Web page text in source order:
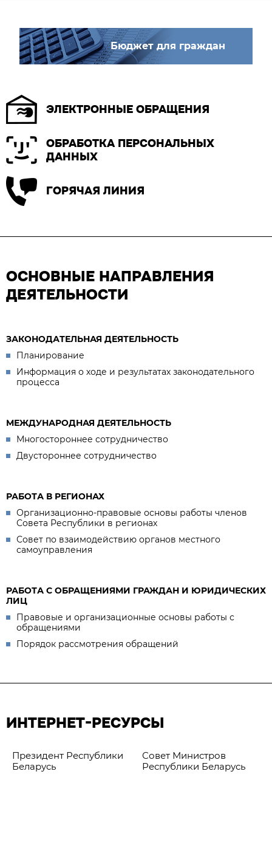
Бюджет для граждан
ЭЛЕКТРОННЫЕ ОБРАЩЕНИЯ
ОБРАБОТКА ПЕРСОНАЛЬНЫХ
ДАННЫХ
ГОРЯЧАЯ ЛИНИЯ
ОСНОВНЫЕ НАПРАВЛЕНИЯ
ДЕЯТЕЛЬНОСТИ
ЗАКОНОДАТЕЛЬНАЯ ДЕЯТЕЛЬНОСТЬ
Планирование
Информация о ходе и результатах законодательного
процесса
МЕЖДУНАРОДНАЯ ДЕЯТЕЛЬНОСТЬ
Многостороннее сотрудничество
Двустороннее сотрудничество
РАБОТА В РЕГИОНАХ
Организационно-правовые основы работы членов
Совета Республики в регионах
Совет по взаимодействию органов местного
самоуправления
РАБОТА С ОБРАЩЕНИЯМИ ГРАЖДАН И ЮРИДИЧЕСКИХ
ЛИЦ
Правовые и организационные основы работы с
обращениями
Порядок рассмотрения обращений
ИНТЕРНЕТ-РЕСУРСЫ
Президент Республики
Беларусь
Совет Министров
Республики Беларусь